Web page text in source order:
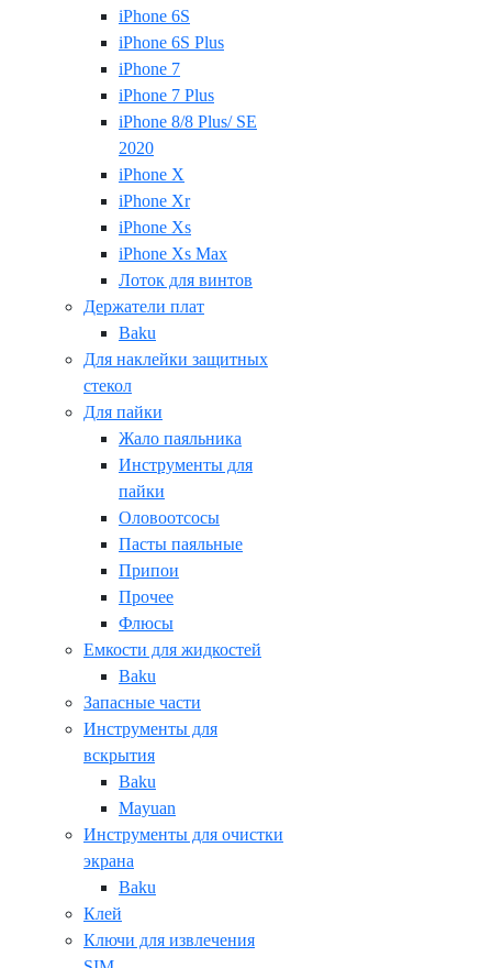
iPhone 6S
iPhone 6S Plus
iPhone 7
iPhone 7 Plus
iPhone 8/8 Plus/ SE
2020
iPhone X
iPhone Xr
iPhone Xs
iPhone Xs Max
Лоток для винтов
Держатели плат
Baku
Для наклейки защитных
стекол
Для пайки
Жало паяльника
Инструменты для
пайки
Оловоотсосы
Пасты паяльные
Припои
Прочее
Флюсы
Емкости для жидкостей
Baku
Запасные части
Инструменты для
вскрытия
Baku
Mayuan
Инструменты для очистки
экрана
Baku
Клей
Ключи для извлечения